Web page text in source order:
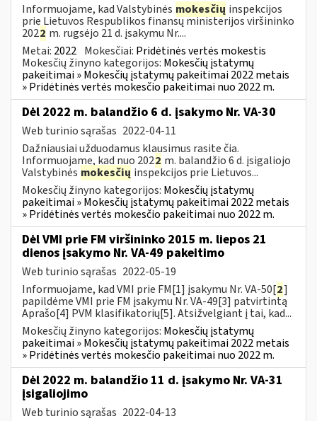
Informuojame, kad Valstybinės mokesčių inspekcijos
prie Lietuvos Respublikos finansų ministerijos viršininko
2022 m. rugsėjo 21 d. įsakymu Nr....
Metai: 2022 Mokesčiai: Pridėtinės vertės mokestis
Mokesčių žinyno kategorijos: Mokesčių įstatymų
pakeitimai » Mokesčių įstatymų pakeitimai 2022 metais
» Pridėtinės vertės mokesčio pakeitimai nuo 2022 m.
Dėl 2022 m. balandžio 6 d. įsakymo Nr. VA-30
Web turinio sąrašas 2022-04-11
Dažniausiai užduodamus klausimus rasite čia.
Informuojame, kad nuo 2022 m. balandžio 6 d. įsigaliojo
Valstybinės mokesčių inspekcijos prie Lietuvos...
Mokesčių žinyno kategorijos: Mokesčių įstatymų
pakeitimai » Mokesčių įstatymų pakeitimai 2022 metais
» Pridėtinės vertės mokesčio pakeitimai nuo 2022 m.
Dėl VMI prie FM viršininko 2015 m. liepos 21
dienos įsakymo Nr. VA-49 pakeitimo
Web turinio sąrašas 2022-05-19
Informuojame, kad VMI prie FM[1] įsakymu Nr. VA-50[2]
papildėme VMI prie FM įsakymu Nr. VA-49[3] patvirtintą
Aprašo[4] PVM klasifikatorių[5]. Atsižvelgiant į tai, kad...
Mokesčių žinyno kategorijos: Mokesčių įstatymų
pakeitimai » Mokesčių įstatymų pakeitimai 2022 metais
» Pridėtinės vertės mokesčio pakeitimai nuo 2022 m.
Dėl 2022 m. balandžio 11 d. įsakymo Nr. VA-31
įsigaliojimo
Web turinio sąrašas 2022-04-13